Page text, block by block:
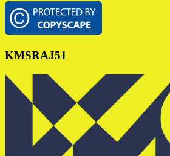
Footer
KMSRAJ51